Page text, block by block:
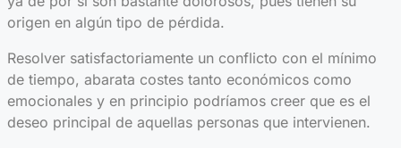
origen en algún tipo de pérdida.
Resolver satisfactoriamente un conflicto con el mínimo
de tiempo, abarata costes tanto económicos como
emocionales y en principio podríamos creer que es el
deseo principal de aquellas personas que intervienen.